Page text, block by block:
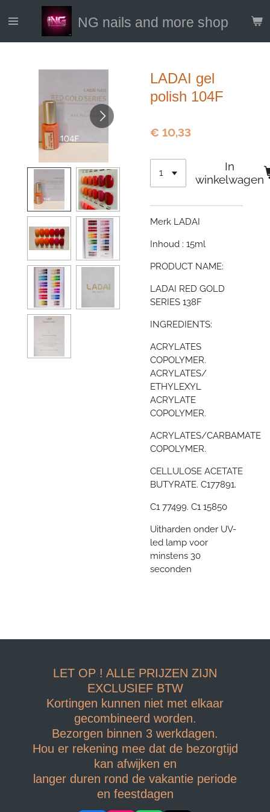
direct
NG nails and more shop
LADAI gel
polish 104F
€ 10,33
In
winkelwagen
Merk LADAI
Inhoud : 15ml
PRODUCT NAME:
LADAI RED GOLD
SERIES 138F
INGREDIENTS:
ACRYLATES
COPOLYMER.
ACRYLATES/
ETHYLEXYL
ACRYLATE
COPOLYMER.
ACRYLATES/CARBAMATE
COPOLYMER.
CELLULOSE ACETATE
BUTYRATE. C177891.
C1 77499. C1 15850
Uitharden onder UV-
led lamp voor
minstens 30
seconden
LET OP ! ALLE PRIJZEN ZIJN
EXCLUSIEF BTW
Kortingen kunnen niet met elkaar
gecombineerd worden.
Bezorgen binnen 3 werkdagen.
Hou er rekening mee dat de bezorgtijd
kan afwijken en
langer duren rond de vakantie periode
en feestdagen